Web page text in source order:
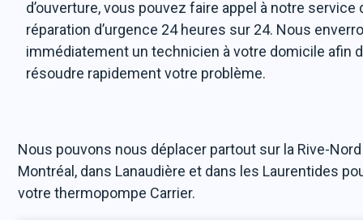
d’ouverture, vous pouvez faire appel à notre service
réparation d’urgence 24 heures sur 24. Nous
immédiatement un technicien à votre domicile afin
résoudre rapidement votre problème.
Nous pouvons nous déplacer partout sur la Rive-
Montréal, dans Lanaudière et dans les Laurentides
votre thermopompe Carrier.